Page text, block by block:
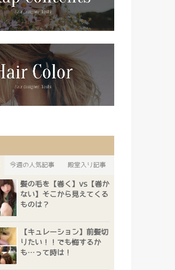
今週の人気記事 殿堂入り記事
髪の毛を【巻く】vs【巻か
ない】そこから見えてくる
ものは？
【キュレーション】前髪切
りたい！！でも悔するか
も…って時は！